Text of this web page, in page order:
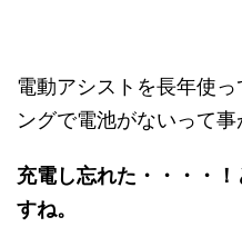
電動アシストを長年使
ングで電池がないって事
充電し忘れた・・・・
すね。